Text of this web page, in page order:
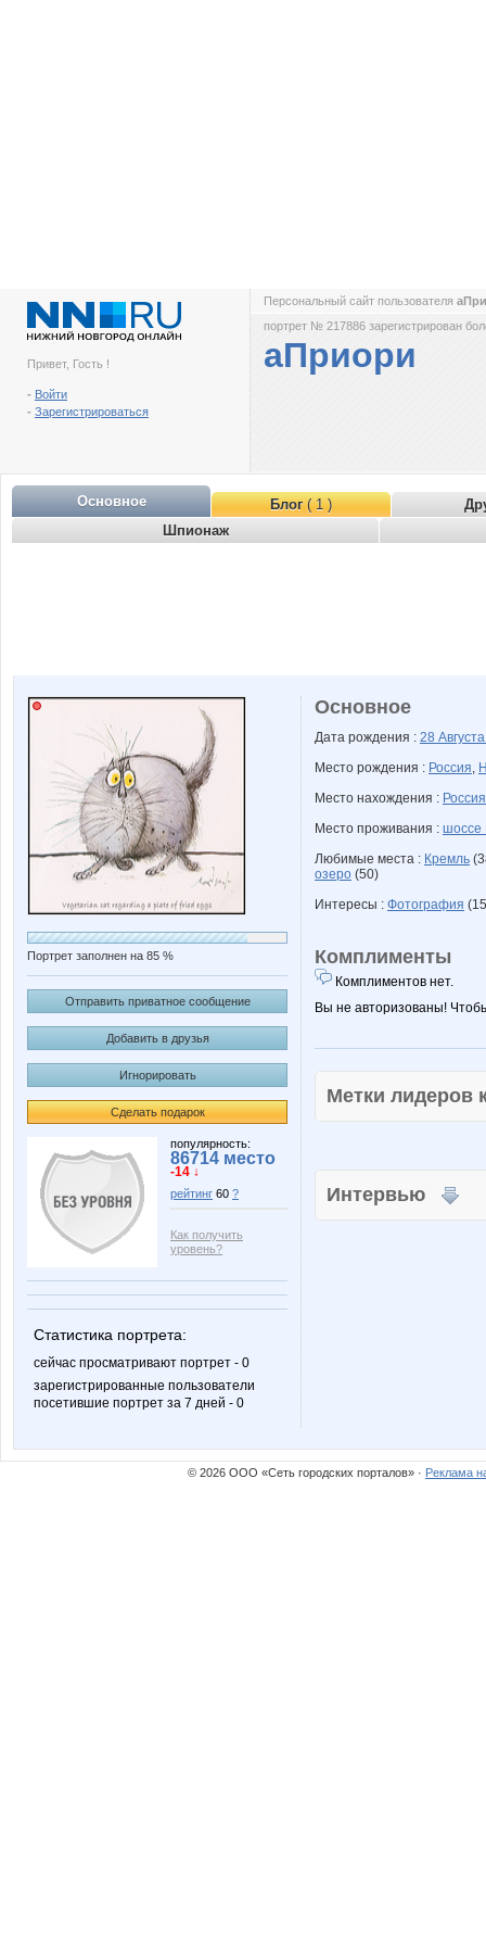
Привет, Гость !
- Войти
- Зарегистрироваться
Персональный сайт пользователя
портрет № 217886 зарегистрирован
аПриори
Основное Блог( 1 )
Шпионаж
Портрет заполнен на 85 %
Отправить приватное сообщение
Добавить в друзья
Игнорировать
Сделать подарок
популярность:
86714 место
-14 ↓
рейтинг 60 ?
Как получить
уровень?
Статистика портрета:
сейчас просматривают портрет - 0
зарегистрированные пользователи
посетившие портрет за 7 дней - 0
Основное
Дата рождения : 28
Место рождения : Россия,
Место нахождения : Россия
Место проживания : шоссе
Любимые места : Кремль
озеро (50)
Интересы : Фотография
Комплименты
Комплиментов нет.
Вы не авторизованы!
Метки
Интервью
© 2026 ООО «Сеть городских порталов» · Реклама